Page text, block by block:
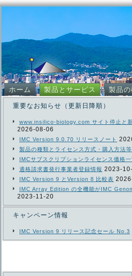
ホーム 製品とサービス 製品
重要なお知らせ（更新日降順）
www.insilico-biology.com サイト停止と
2026-08-06
IMC Version 9.0.70 リリースノート
製品の種類とライセンス方式・購入方法
IMCサブスクリプションライセンス価格一
適格請求書発行事業者登録情報 2023-
IMC Version 9 とVersion 8 比較表
IMC Array Edition の全機能がIMC
2023-11-20
キャンペーン情報
IMC Version 9 リリース記念セール No.3